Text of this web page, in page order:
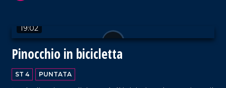
19:02
Pinocchio in bicicletta
ST 4 PUNTATA
VAI AL TITOLO